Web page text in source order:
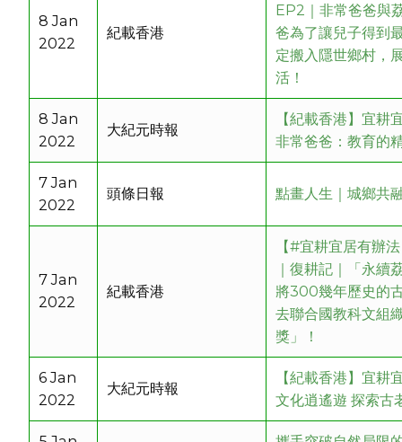
8 Jan
2022
紀載香港
EP2｜非常爸爸與
爸為了讓兒子得到
定搬入隱世鄉村，
活！
8 Jan
2022
大紀元時報
【紀載香港】宜耕
非常爸爸：教育的
7 Jan
2022
頭條日報 點畫人生｜城鄉共
7 Jan
2022
紀載香港
【#宜耕宜居有辦
｜復耕記｜「永續
將300幾年歷史的
去聯合國教科文組
獎」！
6 Jan
2022
大紀元時報
【紀載香港】宜耕
文化逍遙遊 探索古